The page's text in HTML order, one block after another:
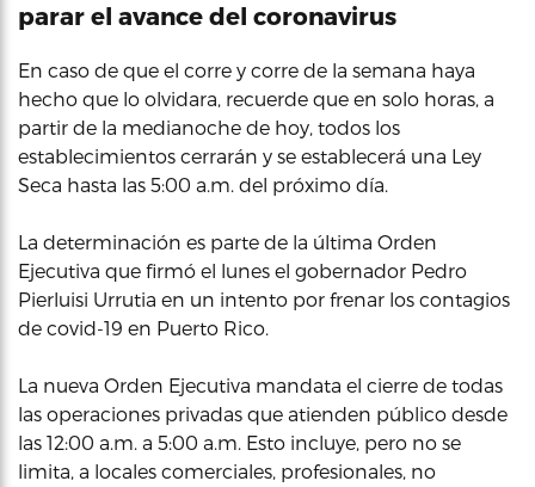
parar el avance del coronavirus
En caso de que el corre y corre de la semana haya
hecho que lo olvidara, recuerde que en solo horas, a
partir de la medianoche de hoy, todos los
establecimientos cerrarán y se establecerá una Ley
Seca hasta las 5:00 a.m. del próximo día.
La determinación es parte de la última Orden
Ejecutiva que firmó el lunes el gobernador Pedro
Pierluisi Urrutia en un intento por frenar los contagios
de covid-19 en Puerto Rico.
La nueva Orden Ejecutiva mandata el cierre de todas
las operaciones privadas que atienden público desde
las 12:00 a.m. a 5:00 a.m. Esto incluye, pero no se
limita, a locales comerciales, profesionales, no